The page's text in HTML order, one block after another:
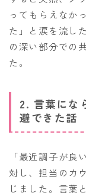
ってもらえなか
た」と涙を流し
の深い部分での
た。
2. 言葉にな
避できた話
「最近調子が良
対し、担当のカ
じました。言葉